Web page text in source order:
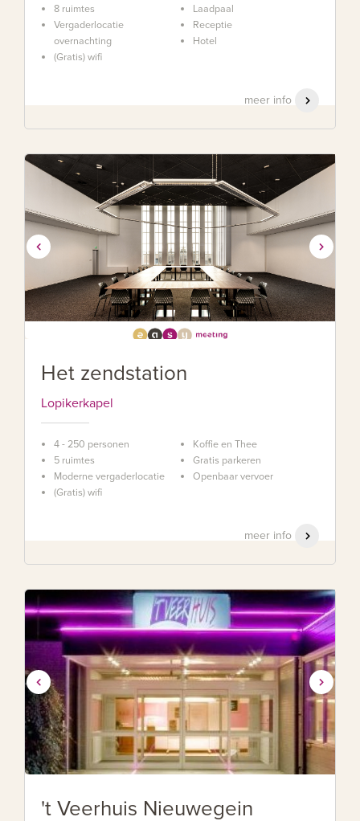
8 ruimtes
Vergaderlocatie
overnachting
(Gratis) wifi
Laadpaal
Receptie
Hotel
meer info
Het zendstation
Lopikerkapel
4 - 250 personen
5 ruimtes
Moderne vergaderlocatie
(Gratis) wifi
Koffie en Thee
Gratis parkeren
Openbaar vervoer
meer info
't Veerhuis Nieuwegein